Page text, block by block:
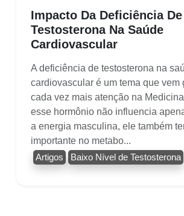
Impacto Da Deficiência De
Testosterona Na Saúde
Cardiovascular
A deficiência de testosterona na
cardiovascular é um tema que vem
cada vez mais atenção na
esse hormônio não influencia
a energia masculina, ele também
importante no metabo...
Artigos Baixo Nível de Testosterona